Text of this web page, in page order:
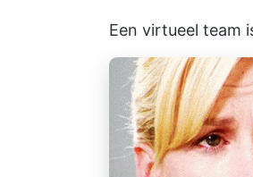
Een virtueel team